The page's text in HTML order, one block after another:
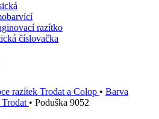
razítko
číslovačka
razítek Trodat a Colop • Barva
• Poduška 9052